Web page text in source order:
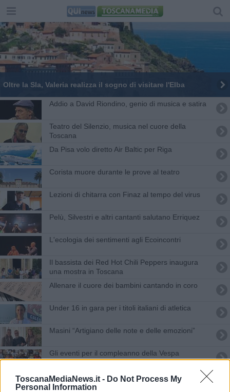
ToscanaMediaNews.it - Do Not Process My
Personal Information
Oltre la Sla, Valeria realizza il sogno di visitare l'Elba
Addio a David Riondino, genio di musica e satira
Teatro del Silenzio, musica nel cuore della
Toscana
Da Pisa volo diretto Air Baltic per Riga
Corista muore durante le prove al teatro
Lezioni di chitarra con Finaz al tempo del virus
Pelù, Silvestri e altri cantanti salutano Erriquez
L'ecologia dei sentimenti agli Ecoincontri
Il bassista dei Red Hot Chili Peppers inaugura
una mostra in Toscana
Allenare il cuore dei bambini cantando in coro
Under 16 in gara per i titoli italiani di atletica
Masini “Artigiano delle note e delle emozioni”
Gli eventi per il compleanno della Vespa
Meyer, nuovo look tecnologico per subintensiva